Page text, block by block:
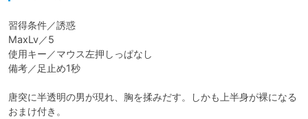
習得条件／誘惑
MaxLv／5
使用キー／マウス左押しっぱなし
備考／足止め1秒
唐突に半透明の男が現れ、胸を揉みだす。しかも上半身が裸になる
おまけ付き。